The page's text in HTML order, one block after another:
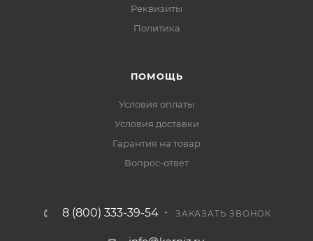
Реквизиты
Политика
ПОМОЩЬ
Условия оплаты
Условия доставки
Гарантия на товар
Вопрос-ответ
8 (800) 333-39-54 ЗАКАЗАТЬ ЗВОНОК